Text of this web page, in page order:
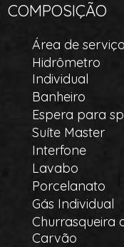
COMPOSIÇÃO
Área de serviço
Hidrômetro
Individual
Banheiro
Espera para
Suíte Master
Interfone
Lavabo
Porcelanato
Gás Individual
Churrasqueira
Carvão